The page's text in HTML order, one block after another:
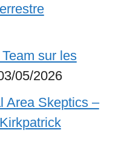
sur les
05/2026
Area Skeptics –